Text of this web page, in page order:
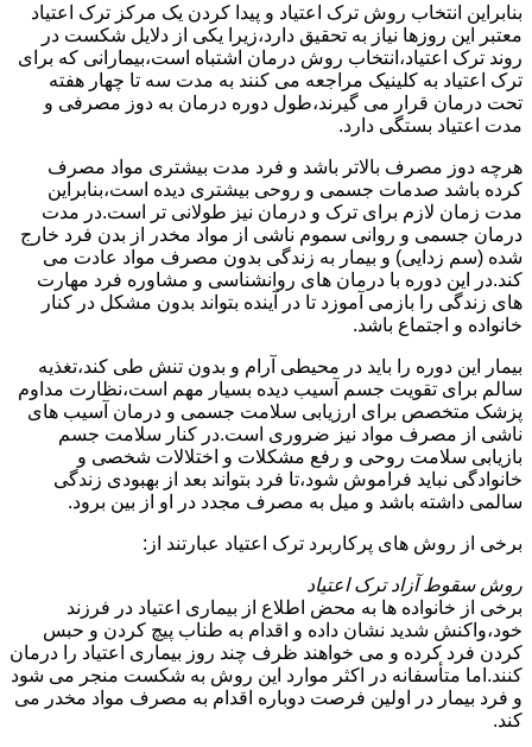
بنابراین انتخاب روش ترک اعتیاد و پیدا کردن یک مرکز ترک اعتیاد
معتبر این روزها نیاز به تحقیق دارد،زیرا یکی از دلایل شکست در
روند ترک اعتیاد،انتخاب روش درمان اشتباه است،بیمارانی که برای
ترک اعتیاد به کلینیک مراجعه می کنند به مدت سه تا چهار هفته
تحت درمان قرار می گیرند،طول دوره درمان به دوز مصرفی و
مدت اعتیاد بستگی دارد.
هرچه دوز مصرف بالاتر باشد و فرد مدت بیشتری مواد مصرف
کرده باشد صدمات جسمی و روحی بیشتری دیده است،بنابراین
مدت زمان لازم برای ترک و درمان نیز طولانی تر است.در مدت
درمان جسمی و روانی سموم ناشی از مواد مخدر از بدن فرد خارج
شده (سم زدایی) و بیمار به زندگی بدون مصرف مواد عادت می
کند.در این دوره با درمان های روانشناسی و مشاوره فرد مهارت
های زندگی را بازمی آموزد تا در آینده بتواند بدون مشکل در کنار
خانواده و اجتماع باشد.
بیمار این دوره را باید در محیطی آرام و بدون تنش طی کند،تغذیه
سالم برای تقویت جسم آسیب دیده بسیار مهم است،نظارت مداوم
پزشک متخصص برای ارزیابی سلامت جسمی و درمان آسیب های
ناشی از مصرف مواد نیز ضروری است.در کنار سلامت جسم
بازیابی سلامت روحی و رفع مشکلات و اختلالات شخصی و
خانوادگی نباید فراموش شود،تا فرد بتواند بعد از بهبودی زندگی
سالمی داشته باشد و میل به مصرف مجدد در او از بین برود.
برخی از روش های پرکاربرد ترک اعتیاد عبارتند از:
روش سقوط آزاد ترک اعتیاد
برخی از خانواده ها به محض اطلاع از بیماری اعتیاد در فرزند
خود،واکنش شدید نشان داده و اقدام به طناب پیچ کردن و حبس
کردن فرد کرده و می خواهند ظرف چند روز بیماری اعتیاد را درمان
کنند.اما متأسفانه در اکثر موارد این روش به شکست منجر می شود
و فرد بیمار در اولین فرصت دوباره اقدام به مصرف مواد مخدر می
کند.